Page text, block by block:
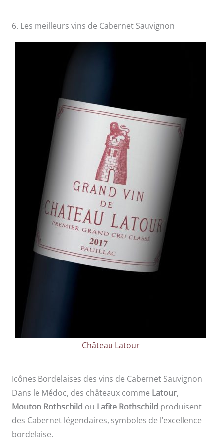
6. Les meilleurs vins de Cabernet Sauvignon
Château Latour
Icônes Bordelaises des vins de Cabernet Sauvignon
Dans le Médoc, des châteaux comme Latour,
Mouton Rothschild ou Lafite Rothschild produisent
des Cabernet légendaires, symboles de l’excellence
bordelaise.